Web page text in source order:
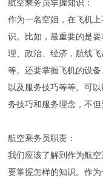
航空乘务员掌握知识：
作为一名空姐，在飞机
识。比如，最重要的是
理、政治、经济，航线
等。还要掌握飞机的设
以及服务技巧等等。可
务技巧和服务理念，不
航空乘务员职责：
我们应该了解到作为航
要掌握怎样的知识。作